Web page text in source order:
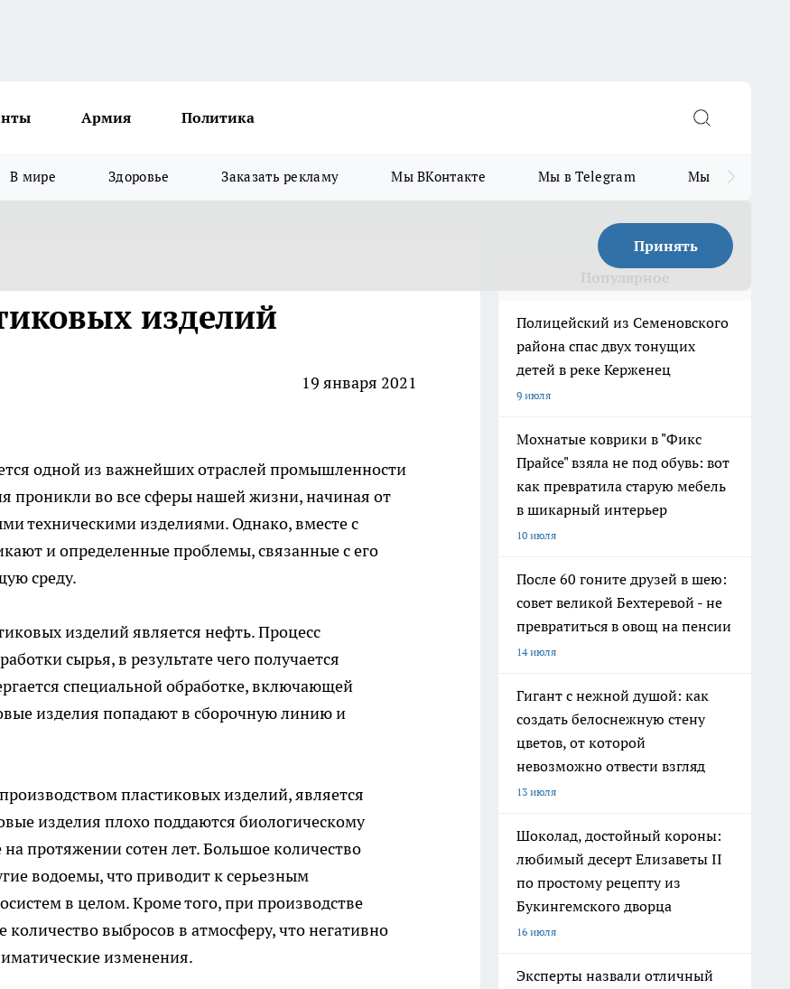
Армия Политика
В мире Здоровье Заказать рекламу Мы ВКонтакте Мы в Telegram Мы в MAX
Принять
изделий
19 января 2021
одной из важнейших отраслей промышленности
проникли во все сферы нашей жизни, начиная от
техническими изделиями. Однако, вместе с
и определенные проблемы, связанные с его
среду.
изделий является нефть. Процесс
сырья, в результате чего получается
специальной обработке, включающей
изделия попадают в сборочную линию и
пластиковых изделий, является
изделия плохо поддаются биологическому
протяжении сотен лет. Большое количество
водоемы, что приводит к серьезным
в целом. Кроме того, при производстве
выбросов в атмосферу, что негативно
изменения.
Полицейский из Семеновского
района спас двух тонущих
детей в реке Керженец
9 июля
Мохнатые коврики в "Фикс
Прайсе" взяла не под обувь: вот
как превратила старую мебель
в шикарный интерьер
10 июля
После 60 гоните друзей в шею:
совет великой Бехтеревой - не
превратиться в овощ на пенсии
14 июля
Гигант с нежной душой: как
создать белоснежную стену
цветов, от которой
невозможно отвести взгляд
13 июля
Шоколад, достойный короны:
любимый десерт Елизаветы II
по простому рецепту из
Букингемского дворца
16 июля
Эксперты назвали отличный